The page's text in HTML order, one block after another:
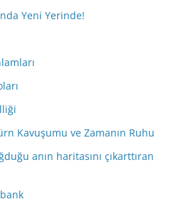
Yeni Yerinde!
Kavuşumu ve Zamanın Ruhu
anın haritasını çıkarttıran